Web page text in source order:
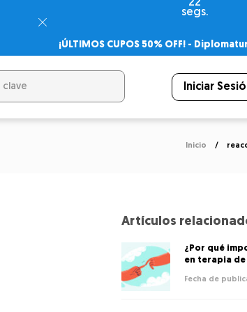
21
segs.
¡ÚLTIMOS CUPOS 50% OFF! -
– Certificado
Iniciar
Inicio
Artículos
¿Por qué
en terapia